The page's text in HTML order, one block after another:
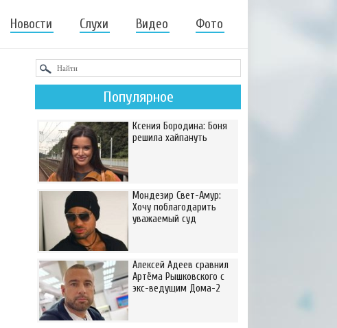
Новости Слухи Видео Фото
Популярное
Ксения Бородина: Боня
решила хайпануть
Мондезир Свет-Амур:
Хочу поблагодарить
уважаемый суд
Алексей Адеев сравнил
Артёма Рышковского с
экс-ведущим Дома-2